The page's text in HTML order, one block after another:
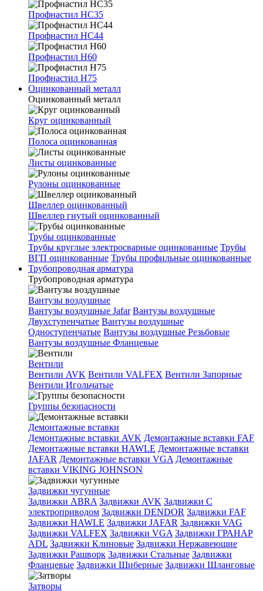
Профнастил НС35
Профнастил НС44
Профнастил Н60
Профнастил Н75
Оцинкованный металл
Оцинкованный металл
Круг оцинкованный
Полоса оцинкованная
Листы оцинкованные
Рулоны оцинкованные
Швеллер оцинкованный
Швеллер гнутый оцинкованный
Трубы оцинкованные
Трубы круглые электросварные оцинкованные Трубы
ВГП оцинкованные Трубы профильные оцинкованные
Трубопроводная арматура
Трубопроводная арматура
Вантузы воздушные
Вантузы воздушные Jafar Вантузы воздушные
Двухступенчатые Вантузы воздушные
Одноступенчатые Вантузы воздушные Резьбовые
Вантузы воздушные Фланцевые
Вентили
Вентили AVK Вентили VALFEX Вентили Запорные
Вентили Игольчатые
Группы безопасности
Демонтажные вставки
Демонтажные вставки AVK Демонтажные вставки FAF
Демонтажные вставки HAWLE Демонтажные вставки
JAFAR Демонтажные вставки VGA Демонтажные
вставки VIKING JOHNSON
Задвижки чугунные
Задвижки ABRA Задвижки AVK Задвижки C
электроприводом Задвижки DENDOR Задвижки FAF
Задвижки HAWLE Задвижки JAFAR Задвижки VAG
Задвижки VALFEX Задвижки VGA Задвижки ГРАНАР
ADL Задвижки Клиновые Задвижки Нержавеющие
Задвижки Рашворк Задвижки Стальные Задвижки
Фланцевые Задвижки Шиберные Задвижки Шланговые
Затворы